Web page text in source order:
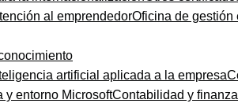
al emprendedorOficina de gestión
artificial aplicada a la empresa
y entorno MicrosoftContabilidad y